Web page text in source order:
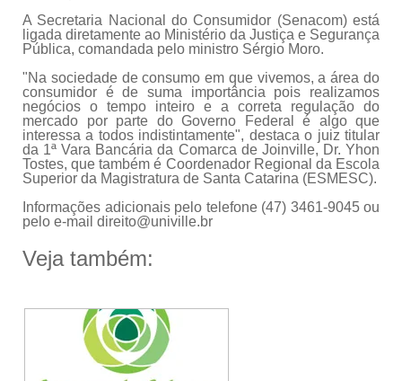
A Secretaria Nacional do Consumidor (Senacom) está
ligada diretamente ao Ministério da Justiça e Segurança
Pública, comandada pelo ministro Sérgio Moro.
"Na sociedade de consumo em que vivemos, a área do
consumidor é de suma importância pois realizamos
negócios o tempo inteiro e a correta regulação do
mercado por parte do Governo Federal é algo que
interessa a todos indistintamente", destaca o juiz titular
da 1ª Vara Bancária da Comarca de Joinville, Dr. Yhon
Tostes, que também é Coordenador Regional da Escola
Superior da Magistratura de Santa Catarina (ESMESC).
Informações adicionais pelo telefone (47) 3461-9045 ou
pelo e-mail direito@univille.br
Veja também: